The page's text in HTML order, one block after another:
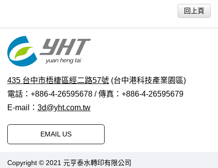
回上頁
435 台中市梧棲區經二路57號 (台中港科技產業園區)
電話：+886-4-26595678 / 傳真：+886-4-26595679
E-mail： 3d@yht.com.tw
EMAIL US
Copyright © 2021 元亨泰水轉印有限公司